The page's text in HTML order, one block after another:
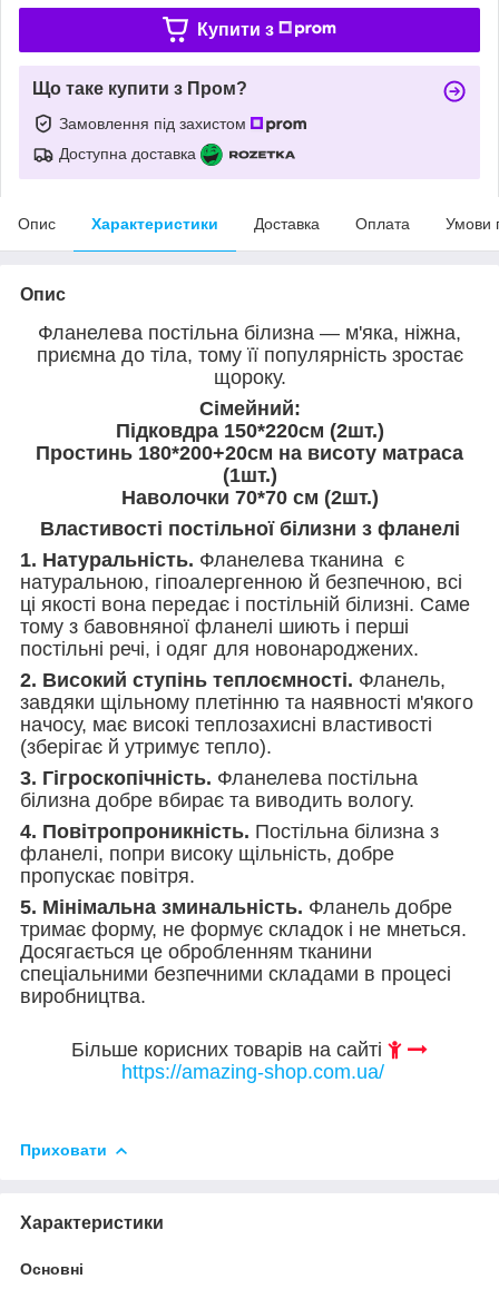
Купити з
Що таке купити з Пром?
Замовлення під захистом
Доступна доставка
Опис Характеристики Доставка Оплата Умови
Опис
Фланелева постільна білизна — м'яка, ніжна,
приємна до тіла, тому її популярність зростає
щороку.
Сімейний:
Підковдра 150*220см (2шт.)
Простинь 180*200+20см на висоту матраса
(1шт.)
Наволочки 70*70 см (2шт.)
Властивості постільної білизни з фланелі
1. Натуральність. Фланелева тканина є
натуральною, гіпоалергенною й безпечною, всі
ці якості вона передає і постільній білизні. Саме
тому з бавовняної фланелі шиють і перші
постільні речі, і одяг для новонароджених.
2. Високий ступінь теплоємності. Фланель,
завдяки щільному плетінню та наявності м'якого
начосу, має високі теплозахисні властивості
(зберігає й утримує тепло).
3. Гігроскопічність. Фланелева постільна
білизна добре вбирає та виводить вологу.
4. Повітропроникність. Постільна білизна з
фланелі, попри високу щільність, добре
пропускає повітря.
5. Мінімальна зминальність. Фланель добре
тримає форму, не формує складок і не мнеться.
Досягається це обробленням тканини
спеціальними безпечними складами в процесі
виробництва.
Більше корисних товарів на сайті
https://amazing-shop.com.ua/
Приховати
Характеристики
Основні